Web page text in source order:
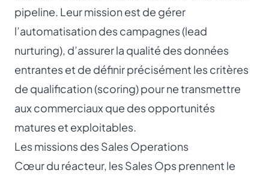
pipeline. Leur mission est de gérer
l’automatisation des campagnes (lead
nurturing), d’assurer la qualité des données
entrantes et de définir précisément les critères
de qualification (scoring) pour ne transmettre
aux commerciaux que des opportunités
matures et exploitables.
Les missions des Sales Operations
Cœur du réacteur, les Sales Ops prennent le